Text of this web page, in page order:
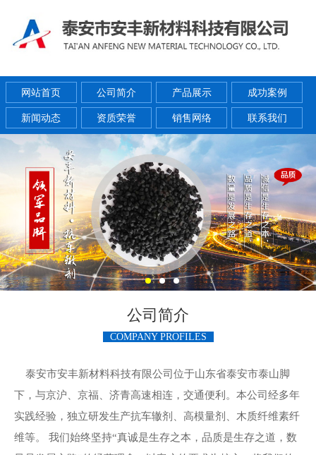
网站首页 公司简介 产品展示 成功案例
新闻动态 资质荣誉 销售网络 联系我们
公司简介
COMPANY PROFILES
泰安市安丰新材料科技有限公司位于山东省泰安市泰山脚
下，与京沪、京福、济青高速相连，交通便利。本公司经多年
实践经验，独立研发生产抗车辙剂、高模量剂、木质纤维素纤
维等。 我们始终坚持“真诚是生存之本，品质是生存之道，数